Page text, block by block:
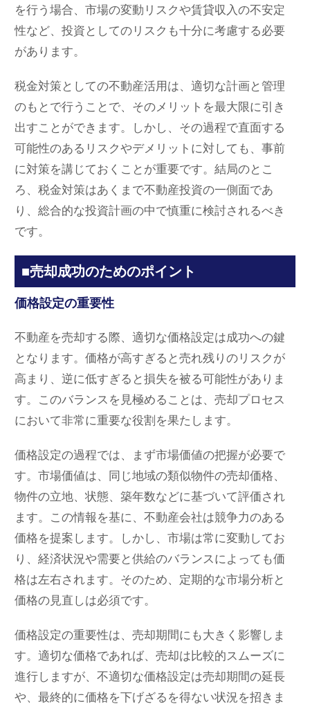
を行う場合、市場の変動リスクや賃貸収入の不安定
性など、投資としてのリスクも十分に考慮する必要
があります。
税金対策としての不動産活用は、適切な計画と管理
のもとで行うことで、そのメリットを最大限に引き
出すことができます。しかし、その過程で直面する
可能性のあるリスクやデメリットに対しても、事前
に対策を講じておくことが重要です。結局のとこ
ろ、税金対策はあくまで不動産投資の一側面であ
り、総合的な投資計画の中で慎重に検討されるべき
です。
■売却成功のためのポイント
価格設定の重要性
不動産を売却する際、適切な価格設定は成功への鍵
となります。価格が高すぎると売れ残りのリスクが
高まり、逆に低すぎると損失を被る可能性がありま
す。このバランスを見極めることは、売却プロセス
において非常に重要な役割を果たします。
価格設定の過程では、まず市場価値の把握が必要で
す。市場価値は、同じ地域の類似物件の売却価格、
物件の立地、状態、築年数などに基づいて評価され
ます。この情報を基に、不動産会社は競争力のある
価格を提案します。しかし、市場は常に変動してお
り、経済状況や需要と供給のバランスによっても価
格は左右されます。そのため、定期的な市場分析と
価格の見直しは必須です。
価格設定の重要性は、売却期間にも大きく影響しま
す。適切な価格であれば、売却は比較的スムーズに
進行しますが、不適切な価格設定は売却期間の延長
や、最終的に価格を下げざるを得ない状況を招きま